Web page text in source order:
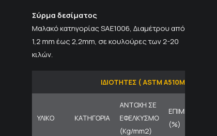
Σύρμα δεσίματος
Μαλακό κατηγορίας SAE1006, Διαμέτρου από
1,2 mm έως 2,2mm, σε κουλούρες των 2-20
κιλών.
ΙΔΙΟΤΗΤΕΣ ( ASTM A510M)
ΥΛΙΚΟ ΚΑΤΗΓΟΡΙΑ
ΑΝΤΟΧΗ ΣΕ
ΕΦΕΛΚΥΣΜΟ
(Kg/mm2)
ΕΠΙΜΗΚΥΝΣΗ
(%)